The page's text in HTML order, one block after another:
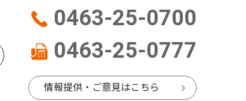
0463-25-0700
0463-25-0777
情報提供・ご意見はこちら